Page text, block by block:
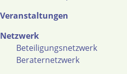
Veranstaltungen
Netzwerk
Beteiligungsnetzwerk
Beraternetzwerk